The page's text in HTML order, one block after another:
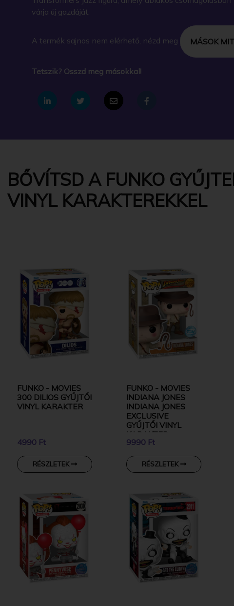
várja új gazdáját.
A termék sajnos nem elérhető, nézd meg MÁSOK
Tetszik? Osszd meg másokkal!
BŐVÍTSD A FUNKO
VINYL KARAKTEREKKEL
FUNKO - MOVIES
300 DILIOS GYŰJTŐI
VINYL KARAKTER
4990 Ft
RÉSZLETEK
FUNKO - MOVIES
INDIANA JONES
INDIANA JONES
EXCLUSIVE
GYŰJTŐI VINYL
KARAKTER
9990 Ft
RÉSZLETEK